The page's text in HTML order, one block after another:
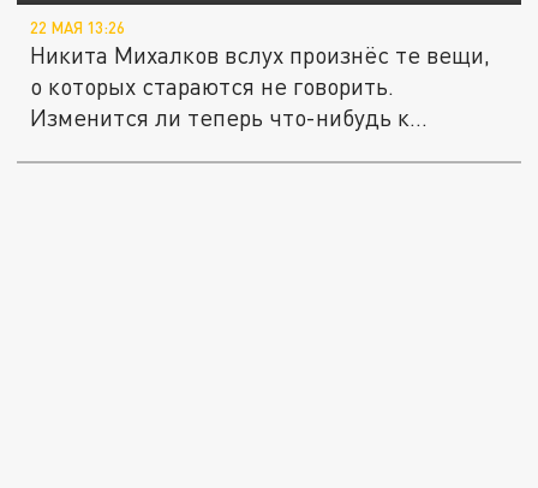
22 МАЯ 13:26
Никита Михалков вслух произнёс те вещи,
о которых стараются не говорить.
Изменится ли теперь что-нибудь к...